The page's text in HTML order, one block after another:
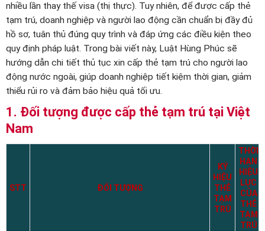
nhiều lần thay thế visa (thị thực). Tuy nhiên, để được cấp thẻ
tạm trú, doanh nghiệp và người lao động cần chuẩn bị đầy đủ
hồ sơ, tuân thủ đúng quy trình và đáp ứng các điều kiện theo
quy định pháp luật. Trong bài viết này, Luật Hùng Phúc sẽ
hướng dẫn chi tiết thủ tục xin cấp thẻ tạm trú cho người lao
động nước ngoài, giúp doanh nghiệp tiết kiệm thời gian, giảm
thiểu rủi ro và đảm bảo hiệu quả tối ưu.
1. Đối tượng được cấp thẻ tạm trú tại Việt
Nam
STT ĐỐI TƯỢNG
KÝ
HIỆU
THẺ
TẠM
TRÚ
THỜI
HẠN
HIỆU
LỰC
CỦA
THẺ
TẠM
TRÚ